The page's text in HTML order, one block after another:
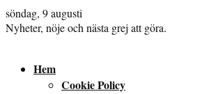
söndag, 9 augusti
Nyheter, nöje och nästa grej att göra.
Hem
Cookie Policy